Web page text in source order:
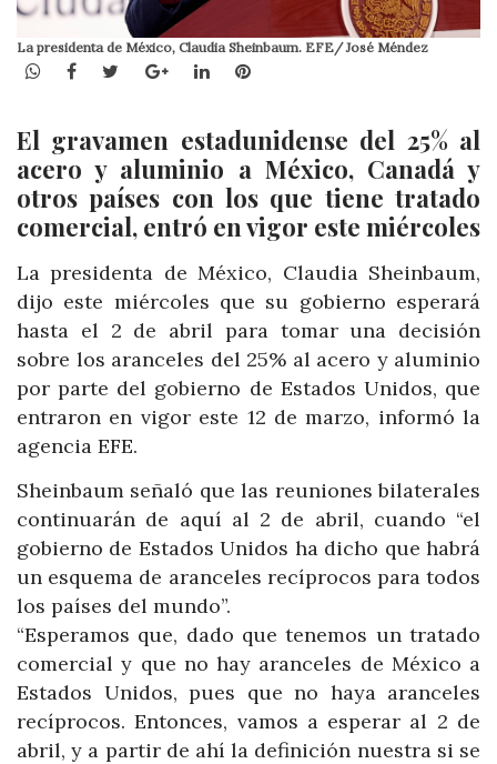
La presidenta de México, Claudia Sheinbaum. EFE/ José Méndez
WhatsApp
Facebook
TwitterGoogle+LinkedInPinterest
El gravamen estadunidense del 25% al
acero y aluminio a México, Canadá y
otros países con los que tiene tratado
comercial, entró en vigor este miércoles
La presidenta de México, Claudia Sheinbaum,
dijo este miércoles que su gobierno esperará
hasta el 2 de abril para tomar una decisión
sobre los aranceles del 25% al acero y aluminio
por parte del gobierno de Estados Unidos, que
entraron en vigor este 12 de marzo, informó la
agencia EFE.
Sheinbaum señaló que las reuniones bilaterales
continuarán de aquí al 2 de abril, cuando “el
gobierno de Estados Unidos ha dicho que habrá
un esquema de aranceles recíprocos para todos
los países del mundo”.
“Esperamos que, dado que tenemos un tratado
comercial y que no hay aranceles de México a
Estados Unidos, pues que no haya aranceles
recíprocos. Entonces, vamos a esperar al 2 de
abril, y a partir de ahí la definición nuestra si se